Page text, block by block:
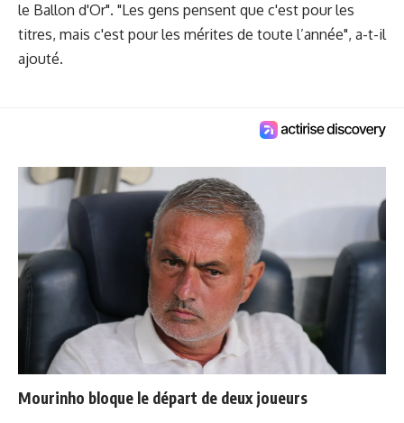
le Ballon d'Or". "Les gens pensent que c'est pour les
titres, mais c'est pour les mérites de toute l’année", a-t-il
ajouté.
Mourinho bloque le départ de deux joueurs